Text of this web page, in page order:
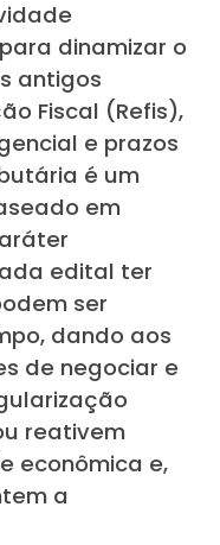
dinamizar o
antigos
Fiscal (Refis),
e prazos
é um
em
edital ter
ser
dando aos
de negociar e
reativem
econômica e,
a